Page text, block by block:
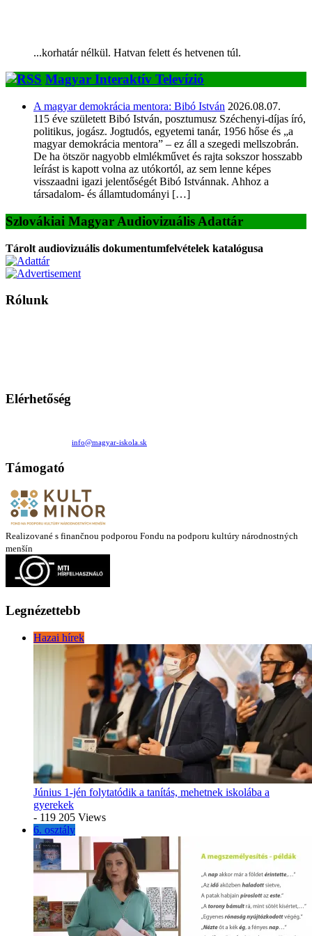
...korhatár nélkül. Hatvan felett és hetvenen túl.
Magyar Interaktív Televízió
A magyar demokrácia mentora: Bibó István 2026.08.07.
115 éve született Bibó István, posztumusz Széchenyi-díjas író,
politikus, jogász. Jogtudós, egyetemi tanár, 1956 hőse és „a
magyar demokrácia mentora” – ez áll a szegedi mellszobrán.
De ha ötször nagyobb elmlékművet és rajta sokszor hosszabb
leírást is kapott volna az utókortól, az sem lenne képes
visszaadni igazi jelentőségét Bibó Istvánnak. Ahhoz a
társadalom- és államtudományi […]
Szlovákiai Magyar Audiovizuális Adattár
Tárolt audiovizuális dokumentumfelvételek katalógusa
Rólunk
Elérhetőség
info@magyar-iskola.sk
Támogató
Realizované s finančnou podporou Fondu na podporu kultúry národnostných
menšín
Legnézettebb
Hazai hírek
Június 1-jén folytatódik a tanítás, mehetnek iskolába a
gyerekek
- 119 205 Views
6. osztály